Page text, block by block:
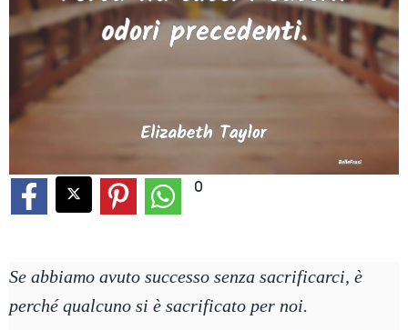
0
Se abbiamo avuto successo senza sacrificarci, è
perché qualcuno si è sacrificato per noi.